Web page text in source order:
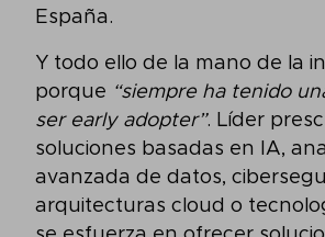
España.
Y todo ello de la mano de la
porque “siempre ha tenido
ser early adopter”. Líder
soluciones basadas en IA,
avanzada de datos,
arquitecturas cloud o